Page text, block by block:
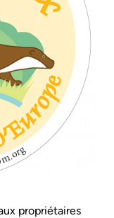
propriétaires